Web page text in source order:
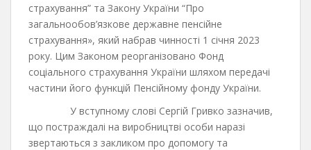
страхування” та Закону України “Про
загальнообов’язкове державне пенсійне
страхування», який набрав чинності 1 січня 2023
року. Цим Законом реорганізовано Фонд
соціального страхування України шляхом передачі
частини його функцій Пенсійному фонду України.
У вступному слові Сергій Гривко зазначив,
що постраждалі на виробництві особи наразі
звертаються з закликом про допомогу та